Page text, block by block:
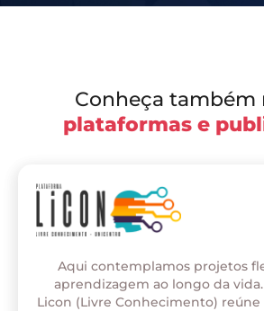
Conheça também
plataformas e
Aqui contemplamos projetos
aprendizagem ao longo da
Licon (Livre Conhecimento) reúne